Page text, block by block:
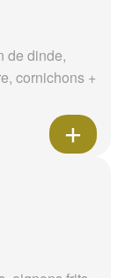
de dinde,
cornichons +